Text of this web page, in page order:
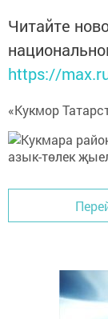
Читайте
https://
«Кукмор